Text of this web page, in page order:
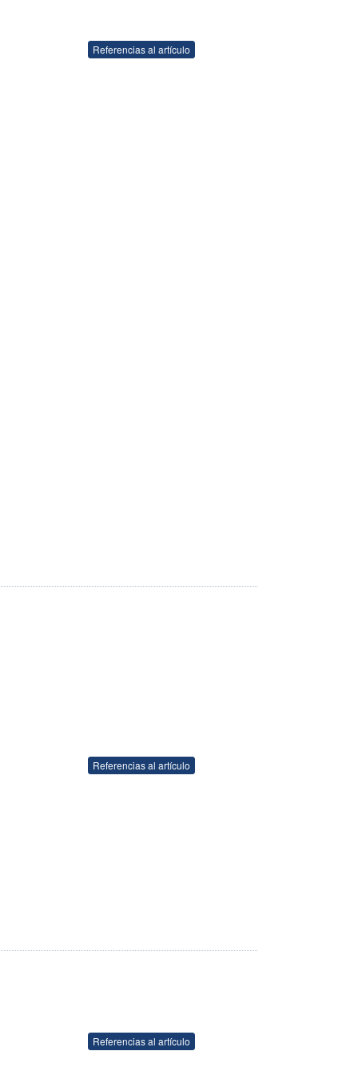
Referencias al artículo
Referencias al artículo
Referencias al artículo